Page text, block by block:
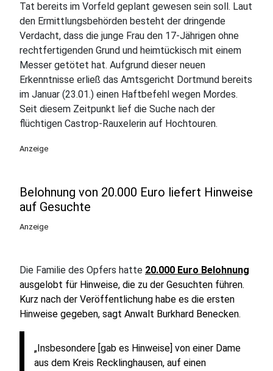
Tat bereits im Vorfeld geplant gewesen sein soll. Laut
den Ermittlungsbehörden besteht der dringende
Verdacht, dass die junge Frau den 17-Jährigen ohne
rechtfertigenden Grund und heimtückisch mit einem
Messer getötet hat. Aufgrund dieser neuen
Erkenntnisse erließ das Amtsgericht Dortmund bereits
im Januar (23.01.) einen Haftbefehl wegen Mordes.
Seit diesem Zeitpunkt lief die Suche nach der
flüchtigen Castrop-Rauxelerin auf Hochtouren.
Anzeige
Belohnung von 20.000 Euro liefert Hinweise
auf Gesuchte
Anzeige
Die Familie des Opfers hatte 20.000 Euro Belohnung
ausgelobt für Hinweise, die zu der Gesuchten führen.
Kurz nach der Veröffentlichung habe es die ersten
Hinweise gegeben, sagt Anwalt Burkhard Benecken.
„Insbesondere [gab es Hinweise] von einer Dame
aus dem Kreis Recklinghausen, auf einen